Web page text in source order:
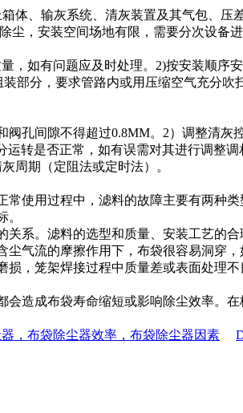
体、输灰系统、清灰装置及其气包、
，安装空间场地有限，需要分次设备
，如有问题应及时处理。2)按安装顺序
部分，要求管路内或用压缩空气充分
孔间隙不得超过0.8MM。2）调整清
转是否正常，如有误需对其进行调整
周期（定阻法或定时法）。
使用过程中，滤料的故障主要有两种
系。滤料的选型和质量、安装工艺的
气流的摩擦作用下，布袋很容易洞穿
，笼架焊接过程中质量差或表面处理
造成布袋寿命缩短或影响除尘效率。
，布袋除尘器效率，布袋除尘器因素